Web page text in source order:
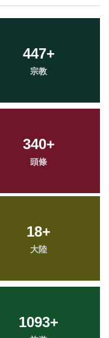
447+
宗教
340+
頭條
18+
大陸
1093+